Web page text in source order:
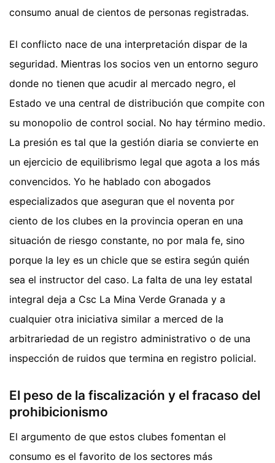
consumo anual de cientos de personas registradas.
El conflicto nace de una interpretación dispar de la
seguridad. Mientras los socios ven un entorno seguro
donde no tienen que acudir al mercado negro, el
Estado ve una central de distribución que compite con
su monopolio de control social. No hay término medio.
La presión es tal que la gestión diaria se convierte en
un ejercicio de equilibrismo legal que agota a los más
convencidos. Yo he hablado con abogados
especializados que aseguran que el noventa por
ciento de los clubes en la provincia operan en una
situación de riesgo constante, no por mala fe, sino
porque la ley es un chicle que se estira según quién
sea el instructor del caso. La falta de una ley estatal
integral deja a Csc La Mina Verde Granada y a
cualquier otra iniciativa similar a merced de la
arbitrariedad de un registro administrativo o de una
inspección de ruidos que termina en registro policial.
El peso de la fiscalización y el fracaso del
prohibicionismo
El argumento de que estos clubes fomentan el
consumo es el favorito de los sectores más